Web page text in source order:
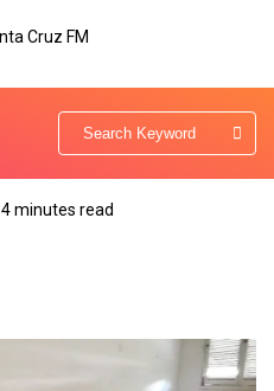
4 minutes read